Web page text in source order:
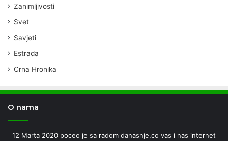
Zanimljivosti
Svet
Savjeti
Estrada
Crna Hronika
O nama
12 Marta 2020 poceo je sa radom danasnje.co vas i nas internet